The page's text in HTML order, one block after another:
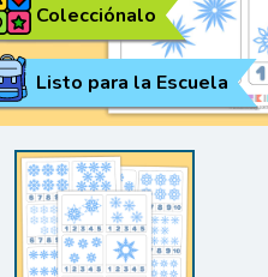
Listo para la Escuela
Colecciónalo